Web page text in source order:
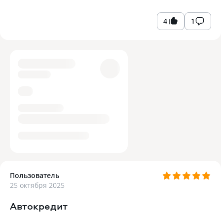
4 1
Пользователь
25 октября 2025
Автокредит